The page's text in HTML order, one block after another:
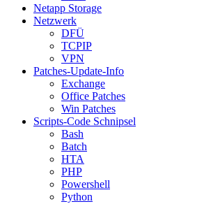
Netapp Storage
Netzwerk
DFÜ
TCPIP
VPN
Patches-Update-Info
Exchange
Office Patches
Win Patches
Scripts-Code Schnipsel
Bash
Batch
HTA
PHP
Powershell
Python